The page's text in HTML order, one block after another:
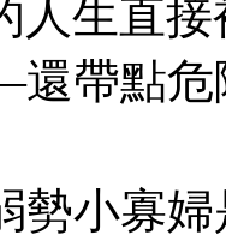
人生直
帶點危
勢小寡